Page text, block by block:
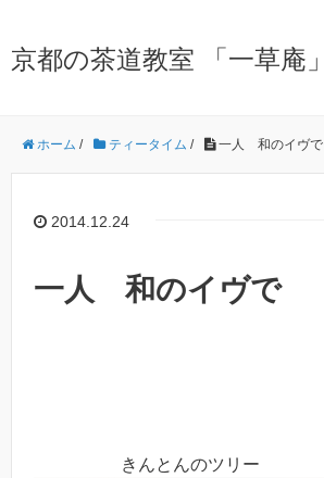
京都の茶道教室 「一草庵」
ホーム / ティータイム / 一人 和のイヴで
2014.12.24
一人 和のイヴで
きんとんのツリー